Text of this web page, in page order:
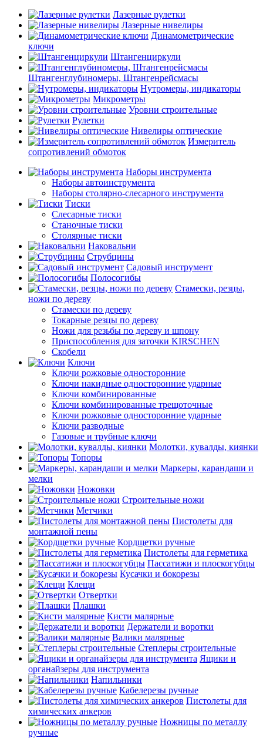
Лазерные рулетки
Лазерные нивелиры
Динамометрические
ключи
Штангенциркули
Штангенглубиномеры, Штангенрейсмасы
Нутромеры, индикаторы
Микрометры
Уровни строительные
Рулетки
Нивелиры оптические
Измеритель
сопротивлений обмоток
Наборы инструмента
Наборы автоинструмента
Наборы столярно-слесарного инструмента
Тиски
Слесарные тиски
Станочные тиски
Столярные тиски
Наковальни
Струбцины
Садовый инструмент
Полосогибы
Стамески, резцы,
ножи по дереву
Стамески по дереву
Токарные резцы по дереву
Ножи для резьбы по дереву и шпону
Приспособления для заточки KIRSCHEN
Скобели
Ключи
Ключи рожковые односторонние
Ключи накидные односторонние ударные
Ключи комбинированные
Ключи комбинированные трещоточные
Ключи рожковые односторонние ударные
Ключи разводные
Газовые и трубные ключи
Молотки, кувалды, киянки
Топоры
Маркеры, карандаши и
мелки
Ножовки
Строительные ножи
Метчики
Пистолеты для
монтажной пены
Кордщетки ручные
Пистолеты для герметика
Пассатижи и плоскогубцы
Кусачки и бокорезы
Клещи
Отвертки
Плашки
Кисти малярные
Держатели и воротки
Валики малярные
Степлеры строительные
Ящики и
органайзеры для инструмента
Напильники
Кабелерезы ручные
Пистолеты для
химических анкеров
Ножницы по металлу
ручные